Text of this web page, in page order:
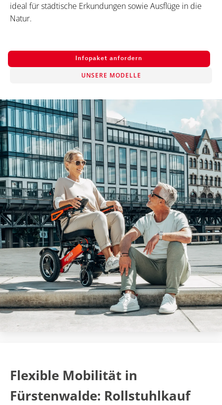
ideal für städtische Erkundungen sowie Ausflüge in die
Natur.
Infopaket anfordern
UNSERE MODELLE
Flexible Mobilität in
Fürstenwalde: Rollstuhlkauf